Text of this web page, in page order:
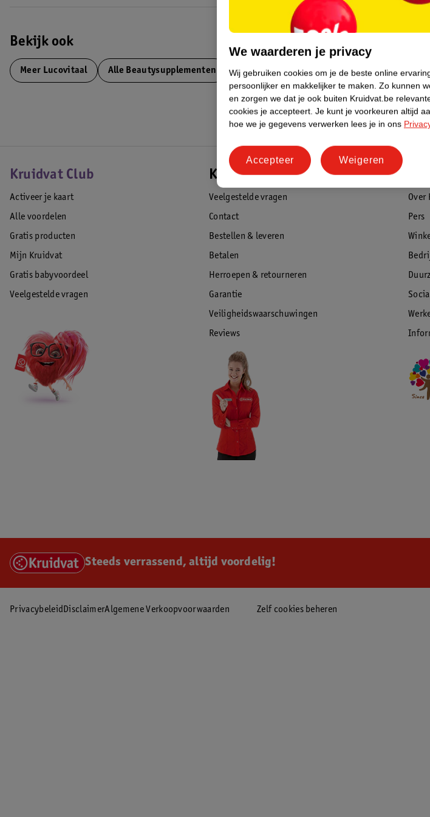
Bekijk ook
Meer Lucovitaal Alle Beautysupplementen
Kruidvat Club
Activeer je kaart
Alle voordelen
Gratis producten
Mijn Kruidvat
Gratis babyvoordeel
Veelgestelde vragen
Klantenservice
Veelgestelde vragen
Contact
Bestellen & leveren
Betalen
Herroepen & retourneren
Garantie
Veiligheidswaarschuwingen
Reviews
Over
Pers
Steeds verrassend, altijd voordelig!
Privacybeleid DisclaimerAlgemene Verkoopvoorwaarden Zelf cookies beheren
We waarderen je privacy
Wij gebruiken cookies om je de beste online
persoonlijker en makkelijker te maken. Zo kunnen
en zorgen we dat je ook buiten Kruidvat.be
cookies je accepteert. Je kunt je voorkeuren altijd
hoe we je gegevens verwerken lees je in ons
Weigeren
Accepteer